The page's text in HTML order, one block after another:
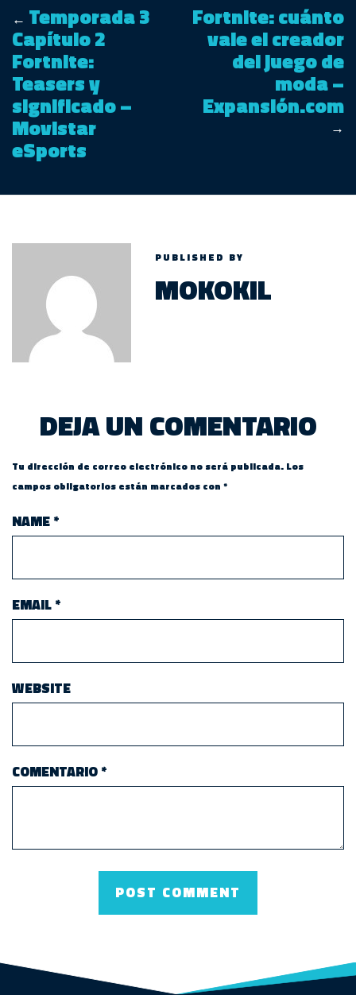
← Temporada 3
Capítulo 2
Fortnite:
Teasers y
significado –
Movistar
eSports
Fortnite: cuánto
vale el creador
del juego de
moda –
Expansión.com
→
PUBLISHED BY
MOKOKIL
DEJA UN COMENTARIO
Tu dirección de correo electrónico no será publicada. Los
campos obligatorios están marcados con *
NAME*
EMAIL*
WEBSITE
COMENTARIO*